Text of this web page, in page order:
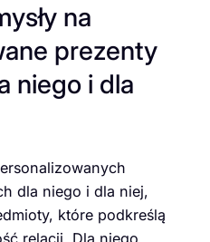
na
prezenty
niego i dla
dla niego i dla niej,
które podkreślą
relacji. Dla niego,